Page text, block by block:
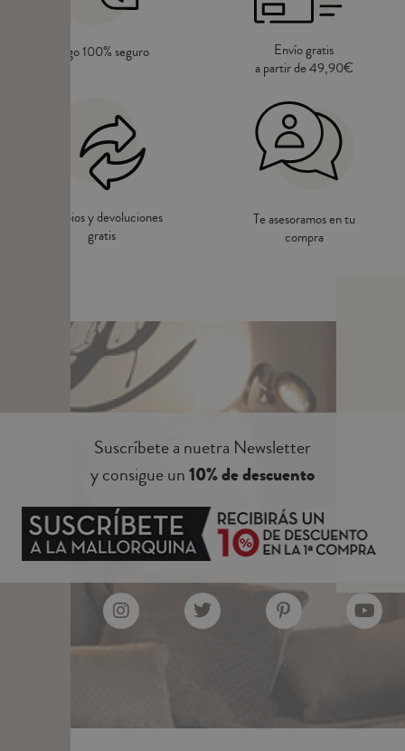
Pago 100% seguro
Envío gratis
a partir de 49,90€
Cambios y devoluciones
gratis
Te asesoramos en tu
compra
Suscríbete a nuetra Newsletter
y consigue un10% de descuento